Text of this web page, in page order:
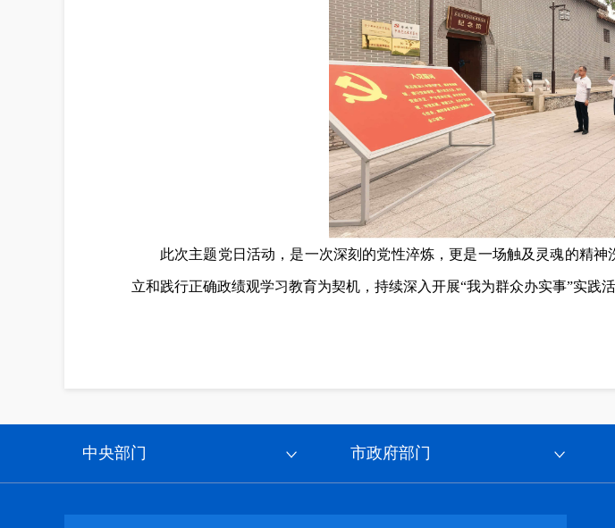
此次主题党日活动，是一次深刻的党性淬炼，更是一场触及灵魂的精
立和践行正确政绩观学习教育为契机，持续深入开展“我为群众办实事”实践
中央部门 市政府部门